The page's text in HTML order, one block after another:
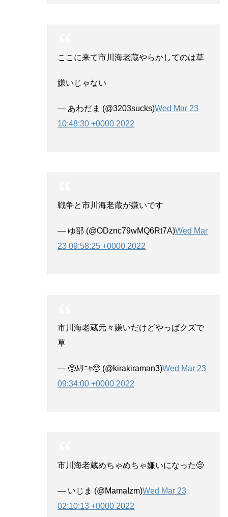
ここに来て市川海老蔵やらかしてのは草
嫌いじゃない
— あわだま (@3203sucks)Wed Mar 23
10:48:30 +0000 2022
戦争と市川海老蔵が嫌いです
— ゆ部 (@ODznc79wMQ6Rt7A)Wed Mar
23 09:58:25 +0000 2022
市川海老蔵元々嫌いだけどやっぱクズで
草
— 🥺ﾑﾘﾆｬ🥺 (@kirakiraman3)Wed Mar 23
09:34:00 +0000 2022
市川海老蔵めちゃめちゃ嫌いになった🤨
— いじま (@MamaIzm)Wed Mar 23
02:10:13 +0000 2022